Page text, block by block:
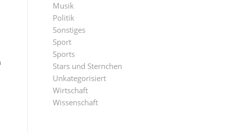
Musik
Politik
Sonstiges
Sport
Sports
Stars und Sternchen
Unkategorisiert
Wirtschaft
Wissenschaft